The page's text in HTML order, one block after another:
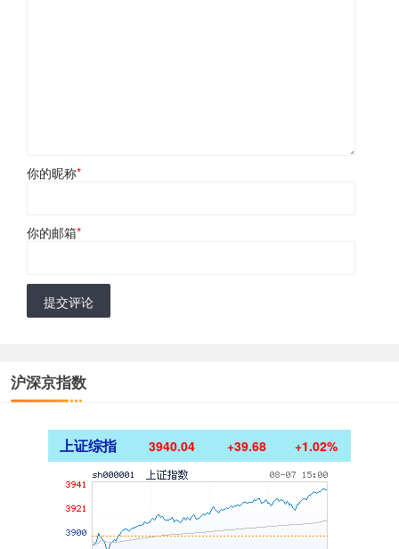
你的昵称*
你的邮箱*
提交评论
沪深京指数
上证综指 3940.04 +39.68 +1.02%